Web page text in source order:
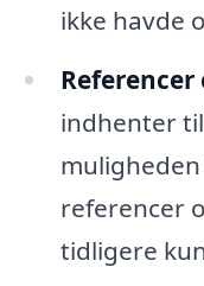
ikke havde
Referencer
indhenter
referencer
tidligere